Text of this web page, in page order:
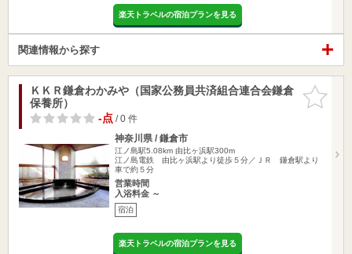
楽天トラベルの宿泊プランを見る
関連情報から探す
お気に入
りに追加
ＫＫＲ鎌倉わかみや（国家公務員共済組合連合会鎌倉
保養所）
-点/ 0 件
神奈川県 / 鎌倉市
江ノ島駅5.08km 由比ヶ浜駅300m
江ノ島電鉄 由比ヶ浜駅より徒歩５分／ＪＲ 鎌倉駅より
車で約５分
営業時間
入浴料金 ～
宿泊
楽天トラベルの宿泊プランを見る